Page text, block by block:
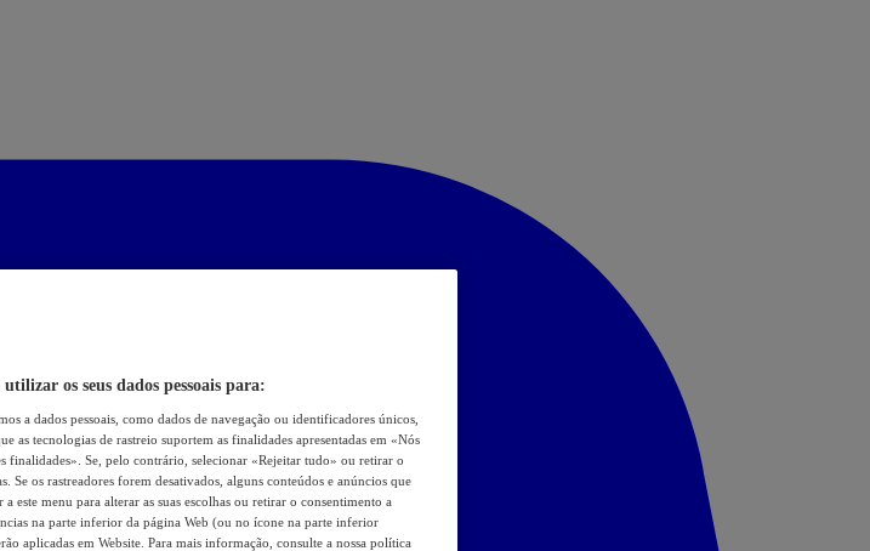
os seus dados pessoais para:
a dados pessoais, como dados de navegação ou identificadores únicos,
as tecnologias de rastreio suportem as finalidades apresentadas em «Nós
finalidades». Se, pelo contrário, selecionar «Rejeitar tudo» ou retirar o
Se os rastreadores forem desativados, alguns conteúdos e anúncios que
este menu para alterar as suas escolhas ou retirar o consentimento a
na parte inferior da página Web (ou no ícone na parte inferior
aplicadas em Website. Para mais informação, consulte a nossa política